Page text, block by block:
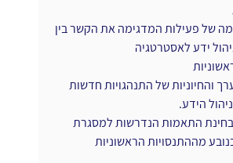
של פעילות המדגימה את הקשר בין
ידע לאסטרטגיה
והחיוניות של התנהגויות חדשות
הידע.
התאמות הנדרשות למסגרת
מההתנסויות הראשוניות